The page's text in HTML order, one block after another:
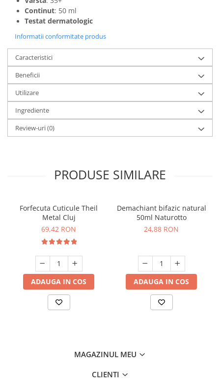
Continut: 50 ml
Testat dermatologic
Informatii conformitate produs
Caracteristici
Beneficii
Utilizare
Ingrediente
Review-uri(0)
PRODUSE SIMILARE
Forfecuta Cuticule Theil
Metal Cluj
69,42 RON
ADAUGA IN COS
Demachiant bifazic natural
50ml Naturotto
24,88 RON
ADAUGA IN COS
MAGAZINUL MEU
CLIENTI